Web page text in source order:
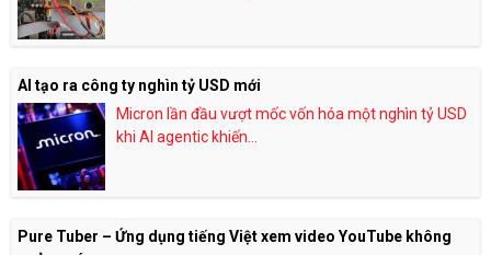
AI tạo ra công ty nghìn tỷ USD mới
Micron lần đầu vượt mốc vốn hóa một nghìn tỷ USD
khi AI agentic khiến...
Pure Tuber – Ứng dụng tiếng Việt xem video YouTube không